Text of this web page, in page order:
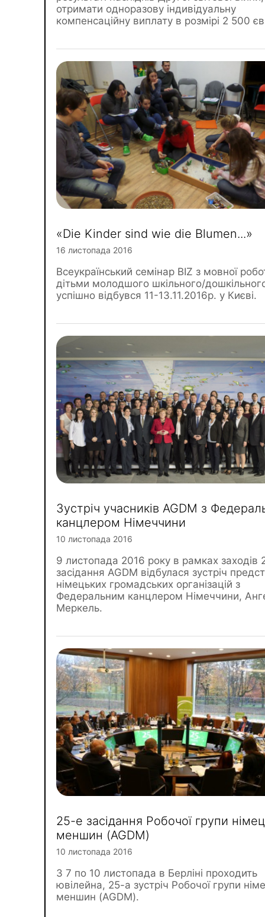
отримати одноразову індивідуальну
компенсаційну виплату в розмірі 2 500
«Die Kinder sind wie die Blumen...»
16 листопада 2016
Всеукраїнський семінар BIZ з мовної
дітьми молодшого шкільного/
успішно відбувся 11-13.11.2016р. у Києві.
Зустріч учасників AGDM з
канцлером Німеччини
10 листопада 2016
9 листопада 2016 року в рамках заходів
засідання AGDM відбулася зустріч
німецьких громадських організацій з
Федеральним канцлером Німеччини,
Меркель.
25-е засідання Робочої групи
меншин (AGDM)
10 листопада 2016
З 7 по 10 листопада в Берліні проходить
ювілейна, 25-а зустріч Робочої групи
меншин (AGDM).